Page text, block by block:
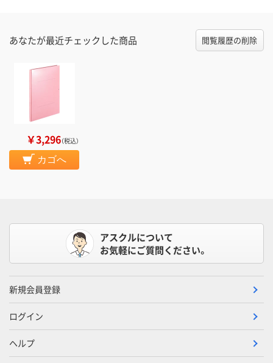
あなたが最近チェックした商品 閲覧履歴の削除
￥3,296（税込）
カゴへ
アスクルについて
お気軽にご質問ください。
新規会員登録
ログイン
ヘルプ